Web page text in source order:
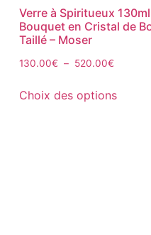
Verre à Spiritueux 130ml
Bouquet en Cristal de
Taillé – Moser
130.00€ – 520.00€
Choix des options